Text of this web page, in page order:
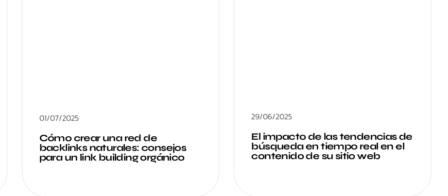
01/07/2025
Cómo crear una red de
backlinks naturales: consejos
para un link building orgánico
29/06/2025
El impacto de las tendencias de
búsqueda en tiempo real en el
contenido de su sitio web